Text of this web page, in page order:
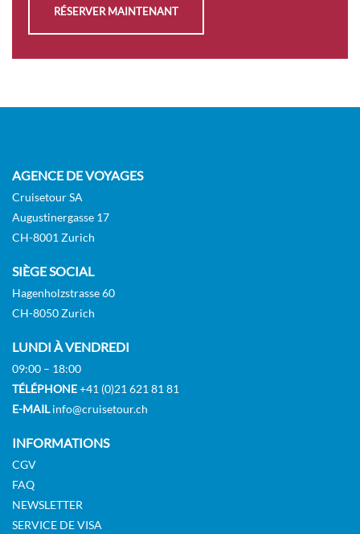
Cabine intérieure avec douche-[PC]
SÉLECTIONNER
Cabine intérieure avec douche-[OB]
FR1'285.00
SÉLECTIONNER
Cabine extérieure avec douche (vue partiellement obstruée)-
RÉSERVER MAINTENANT
AGENCE DE VOYAGES
Cruisetour SA
Augustinergasse 17
CH-8001 Zurich
SIÈGE SOCIAL
Hagenholzstrasse 60
CH-8050 Zurich
LUNDI À VENDREDI
09:00 – 18:00
TÉLÉPHONE+41 (0)21 621 81 81
E-MAILinfo@cruisetour.ch
INFORMATIONS
CGV
FAQ
NEWSLETTER
SERVICE DE VISA